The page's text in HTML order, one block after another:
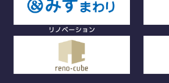
リノベーション